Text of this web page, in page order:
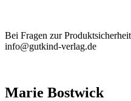
Bei Fragen zur
info@gutkind-verlag.de
Marie Bostwick